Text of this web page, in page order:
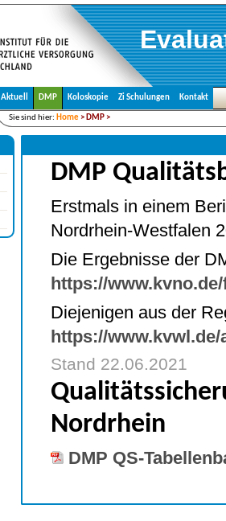
Aktuell DMP Koloskopie Zi Schulungen Kontakt
Sie sind hier: Home > DMP >
DMP
Erstmals in einem
Nordrhein-Westfalen
Die Ergebnisse der
https://
Diejenigen aus der
https://
Stand 22.06.2021
Nordrhein
DMP QS-